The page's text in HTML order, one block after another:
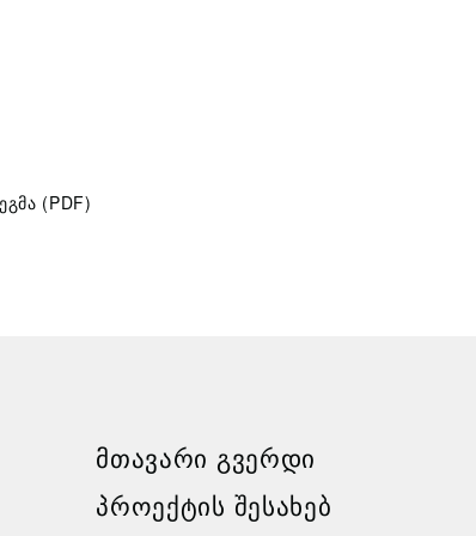
(PDF)
ᲛᲗᲐᲕᲐᲠᲘ ᲒᲕᲔᲠᲓᲘ
ᲞᲠᲝᲔᲥᲢᲘᲡ ᲨᲔᲡᲐᲮᲔᲑ